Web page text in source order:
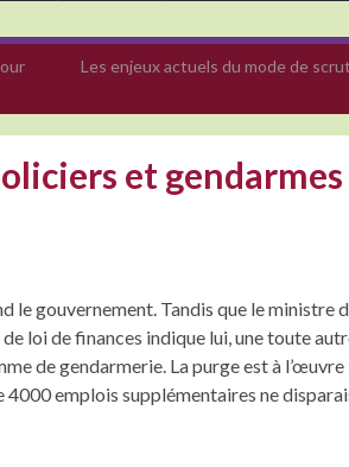
Les enjeux actuels du mode de
et gendarmes
le gouvernement. Tandis que le ministre
loi de finances indique lui, une toute
de gendarmerie. La purge est à
emplois supplémentaires ne